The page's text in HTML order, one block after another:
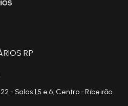
RP
- Salas 1,5 e 6, Centro - Ribeirão